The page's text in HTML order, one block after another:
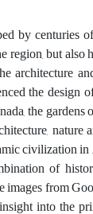
by
but
architecture
the design
the
civilization
of
from
into the